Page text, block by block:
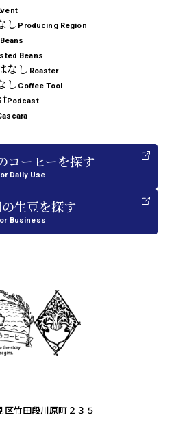
し Producing Region
Beans
なし Roaster
し Coffee Tool
Podcast
コーヒーを探す
Daily Use
の生豆を探す
Business
区竹田段川原町２３５